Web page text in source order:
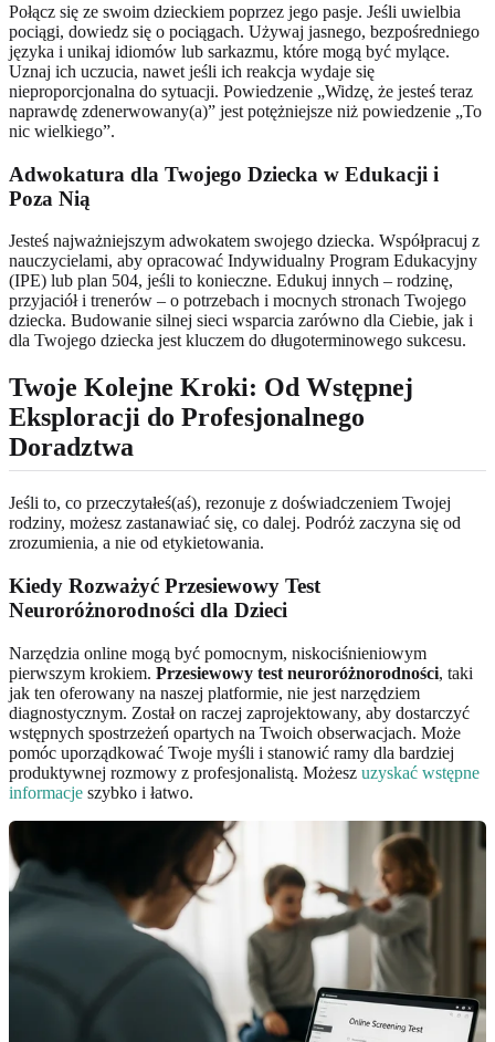
Połącz się ze swoim dzieckiem poprzez jego pasje. Jeśli uwielbia
pociągi, dowiedz się o pociągach. Używaj jasnego, bezpośredniego
języka i unikaj idiomów lub sarkazmu, które mogą być mylące.
Uznaj ich uczucia, nawet jeśli ich reakcja wydaje się
nieproporcjonalna do sytuacji. Powiedzenie „Widzę, że jesteś teraz
naprawdę zdenerwowany(a)” jest potężniejsze niż powiedzenie „To
nic wielkiego”.
Adwokatura dla Twojego Dziecka w Edukacji i
Poza Nią
Jesteś najważniejszym adwokatem swojego dziecka. Współpracuj z
nauczycielami, aby opracować Indywidualny Program Edukacyjny
(IPE) lub plan 504, jeśli to konieczne. Edukuj innych – rodzinę,
przyjaciół i trenerów – o potrzebach i mocnych stronach Twojego
dziecka. Budowanie silnej sieci wsparcia zarówno dla Ciebie, jak i
dla Twojego dziecka jest kluczem do długoterminowego sukcesu.
Twoje Kolejne Kroki: Od Wstępnej
Eksploracji do Profesjonalnego
Doradztwa
Jeśli to, co przeczytałeś(aś), rezonuje z doświadczeniem Twojej
rodziny, możesz zastanawiać się, co dalej. Podróż zaczyna się od
zrozumienia, a nie od etykietowania.
Kiedy Rozważyć Przesiewowy Test
Neuroróżnorodności dla Dzieci
Narzędzia online mogą być pomocnym, niskociśnieniowym
pierwszym krokiem. Przesiewowy test neuroróżnorodności, taki
jak ten oferowany na naszej platformie, nie jest narzędziem
diagnostycznym. Został on raczej zaprojektowany, aby dostarczyć
wstępnych spostrzeżeń opartych na Twoich obserwacjach. Może
pomóc uporządkować Twoje myśli i stanowić ramy dla bardziej
produktywnej rozmowy z profesjonalistą. Możesz uzyskać wstępne
informacje szybko i łatwo.